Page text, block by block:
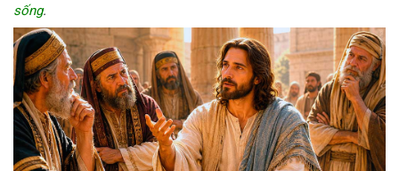
sống.